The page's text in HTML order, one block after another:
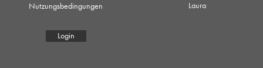
Nutzungsbedingungen
Login
Laura